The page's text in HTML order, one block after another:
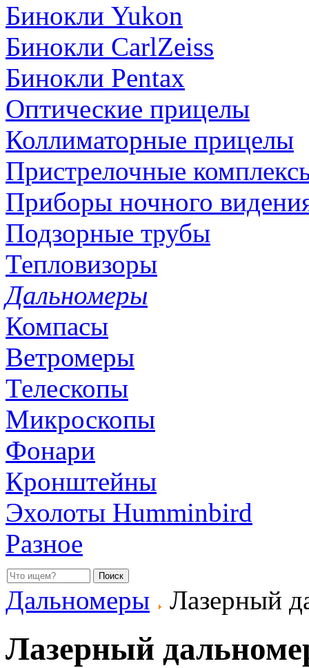
Бинокли Yukon
Бинокли CarlZeiss
Бинокли Pentax
Оптические прицелы
Коллиматорные прицелы
Пристрелочные
Приборы ночного
Подзорные трубы
Тепловизоры
Дальномеры
Компасы
Ветромеры
Телескопы
Микроскопы
Фонари
Кронштейны
Эхолоты Humminbird
Разное
Дальномеры
Лазерный
Лазерный